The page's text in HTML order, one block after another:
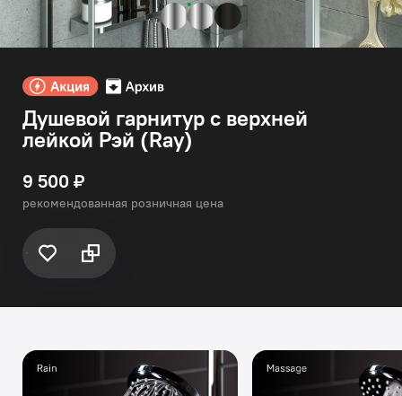
Душевой гарнитур с верхней
лейкой Рэй (Ray)
9 500 ₽
рекомендованная розничная цена